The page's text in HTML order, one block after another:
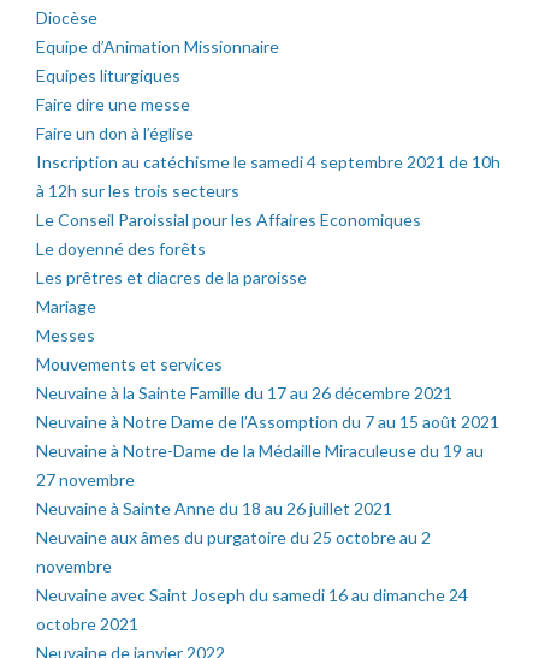
Diocèse
Equipe d’Animation Missionnaire
Equipes liturgiques
Faire dire une messe
Faire un don à l’église
Inscription au catéchisme le samedi 4 septembre 2021 de 10h
à 12h sur les trois secteurs
Le Conseil Paroissial pour les Affaires Economiques
Le doyenné des forêts
Les prêtres et diacres de la paroisse
Mariage
Messes
Mouvements et services
Neuvaine à la Sainte Famille du 17 au 26 décembre 2021
Neuvaine à Notre Dame de l’Assomption du 7 au 15 août 2021
Neuvaine à Notre-Dame de la Médaille Miraculeuse du 19 au
27 novembre
Neuvaine à Sainte Anne du 18 au 26 juillet 2021
Neuvaine aux âmes du purgatoire du 25 octobre au 2
novembre
Neuvaine avec Saint Joseph du samedi 16 au dimanche 24
octobre 2021
Neuvaine de janvier 2022